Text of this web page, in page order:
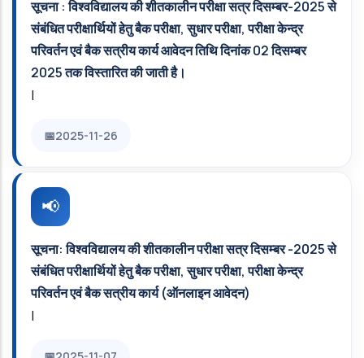
सूचना : विश्वविद्यालय की शीतकालीन परीक्षा सत्र दिसम्बर-2025 से
संबंधित परीक्षार्थियों हेतु बैक परीक्षा, सुधार परीक्षा, परीक्षा केन्द्र
परिवर्तन एवं बैक सत्रीय कार्य आवेदन तिथि दिनांक 02 दिसम्बर
2025 तक विस्तारित की जाती है।
|
2025-11-26
सूचना: विश्वविद्यालय की शीतकालीन परीक्षा सत्र दिसम्बर -2025 से
संबंधित परीक्षार्थियों हेतु बैक परीक्षा, सुधार परीक्षा, परीक्षा केन्द्र
परिवर्तन एवं बैक सत्रीय कार्य (ऑनलाइन आवेदन)
|